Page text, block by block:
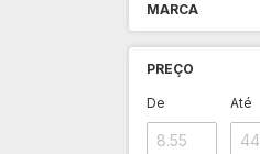
MARCA
PREÇO
De Até